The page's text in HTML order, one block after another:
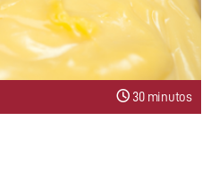
30 minutos